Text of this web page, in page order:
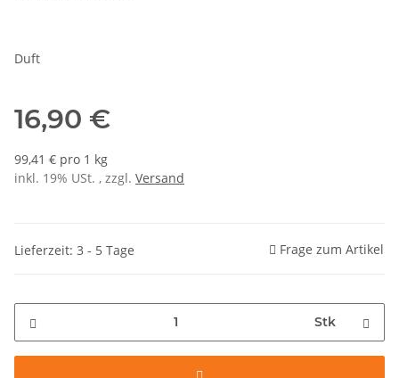
Duft
16,90 €
99,41 € pro 1 kg
inkl. 19% USt. , zzgl. Versand
Lieferzeit: 3 - 5 Tage Frage zum Artikel
Stk